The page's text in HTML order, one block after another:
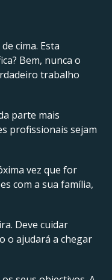
cima. Esta
Bem, nunca o
trabalho
parte mais
profissionais sejam
vez que for
com a sua família,
Deve cuidar
o ajudará a chegar